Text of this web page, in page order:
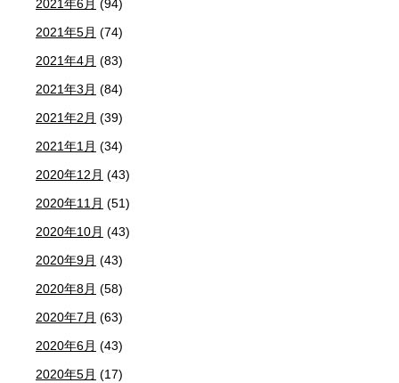
2021年6月 (94)
2021年5月 (74)
2021年4月 (83)
2021年3月 (84)
2021年2月 (39)
2021年1月 (34)
2020年12月 (43)
2020年11月 (51)
2020年10月 (43)
2020年9月 (43)
2020年8月 (58)
2020年7月 (63)
2020年6月 (43)
2020年5月 (17)